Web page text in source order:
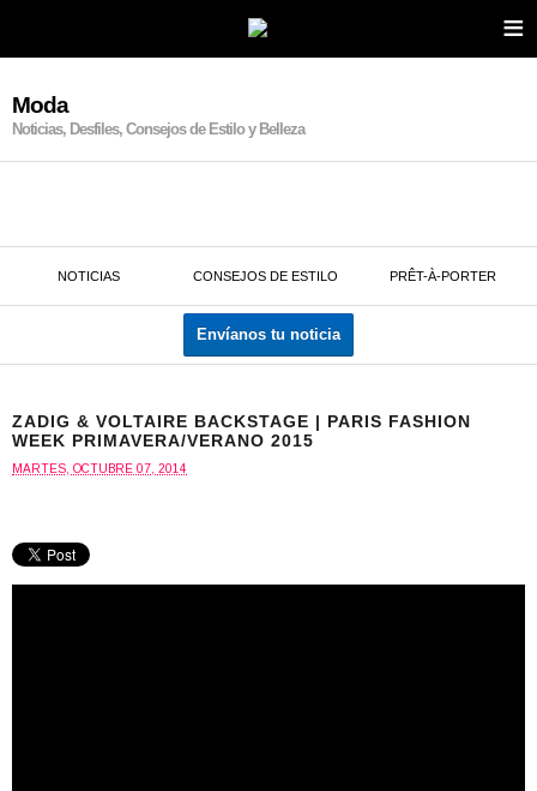
≡
Moda
Noticias, Desfiles, Consejos de Estilo y Belleza
NOTICIAS CONSEJOS DE ESTILO PRÊT-À-PORTER
Envíanos tu noticia
ZADIG & VOLTAIRE BACKSTAGE | PARIS FASHION
WEEK PRIMAVERA/VERANO 2015
MARTES, OCTUBRE 07, 2014